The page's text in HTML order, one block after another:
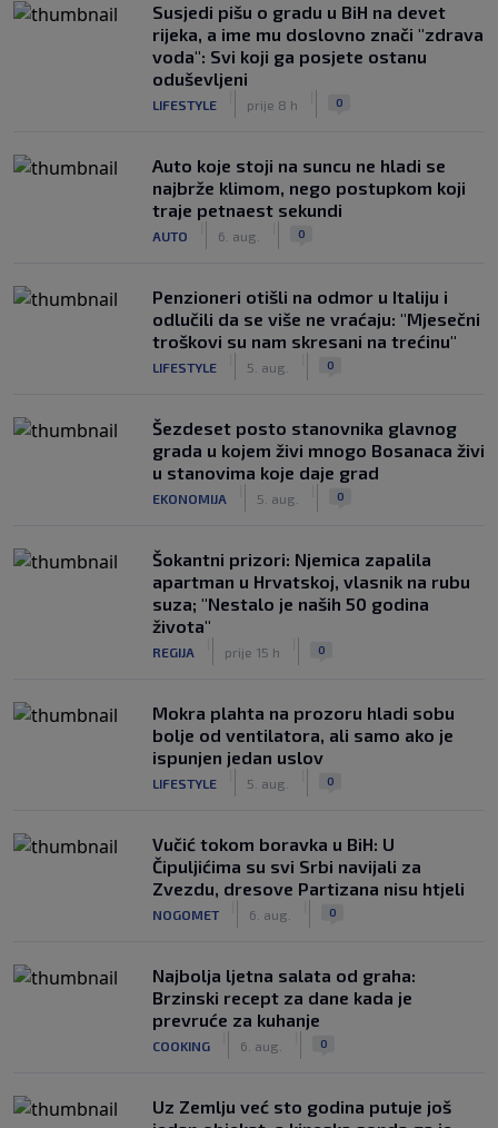
Susjedi pišu o gradu u BiH na devet
rijeka, a ime mu doslovno znači "zdrava
voda": Svi koji ga posjete ostanu
oduševljeni
LIFESTYLE prije 8 h 0
Auto koje stoji na suncu ne hladi se
najbrže klimom, nego postupkom koji
traje petnaest sekundi
AUTO 6. aug. 0
Penzioneri otišli na odmor u Italiju i
odlučili da se više ne vraćaju: "Mjesečni
troškovi su nam skresani na trećinu"
LIFESTYLE 5. aug. 0
Šezdeset posto stanovnika glavnog
grada u kojem živi mnogo Bosanaca živi
u stanovima koje daje grad
EKONOMIJA 5. aug. 0
Šokantni prizori: Njemica zapalila
apartman u Hrvatskoj, vlasnik na rubu
suza; "Nestalo je naših 50 godina
života"
REGIJA prije 15 h 0
Mokra plahta na prozoru hladi sobu
bolje od ventilatora, ali samo ako je
ispunjen jedan uslov
LIFESTYLE 5. aug. 0
Vučić tokom boravka u BiH: U
Čipuljićima su svi Srbi navijali za
Zvezdu, dresove Partizana nisu htjeli
NOGOMET 6. aug. 0
Najbolja ljetna salata od graha:
Brzinski recept za dane kada je
prevruće za kuhanje
COOKING 6. aug. 0
Uz Zemlju već sto godina putuje još